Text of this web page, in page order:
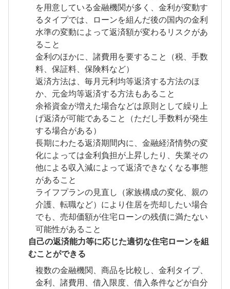
を用意している金融機関が多く、金利が変動す
るタイプでは、ローンを組んだ後の国内の金利
水準の変動によって返済額が変わるリスクがあ
ること
金利のほかに、諸費用を要すること（税、手数
料、保証料、保険料など）
返済方法は、毎月元利均等返済する方法のほ
か、元金均等返済する方法もあること
余裕資金が増えた場合などは原則として繰り上
げ返済が可能であること（ただし手数料が発生
する場合がある）
長期にわたる返済期間内に、金融経済情勢の変
化によっては金利負担が上昇したり、失業その
他による収入減によって返済できなくなる事態
があること
ライフプランの見直し（家族構成の変化、親の
介護、転職など）により住居を売却したい場合
でも、売却価額が住宅ローンの残債に満たない
可能性があること
自己の返済能力等に応じた適切な住宅ローンを組
むことができる
複数の金融機関、商品を比較し、金利タイプ、
金利、諸費用、借入限度、借入条件などが自分